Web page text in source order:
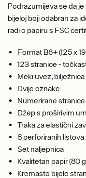
Podrazumijeva se da
bijeloj boji odabran za
radi o papiru s FSC
Format B6+ (125 x
123 stranice -
Meki uvez,
Dvije oznake
Numerirane stranice
Džep s proširivim
Traka za elastični
8 perforiranih
Set naljepnica
Kvalitetan papir (80
Kremasto bijele